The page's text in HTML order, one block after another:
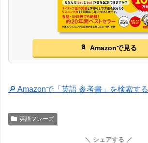
Amazonで見る
🔎 Amazonで「英語 参考書」を検索する
英語フレーズ
＼ シェアする ／